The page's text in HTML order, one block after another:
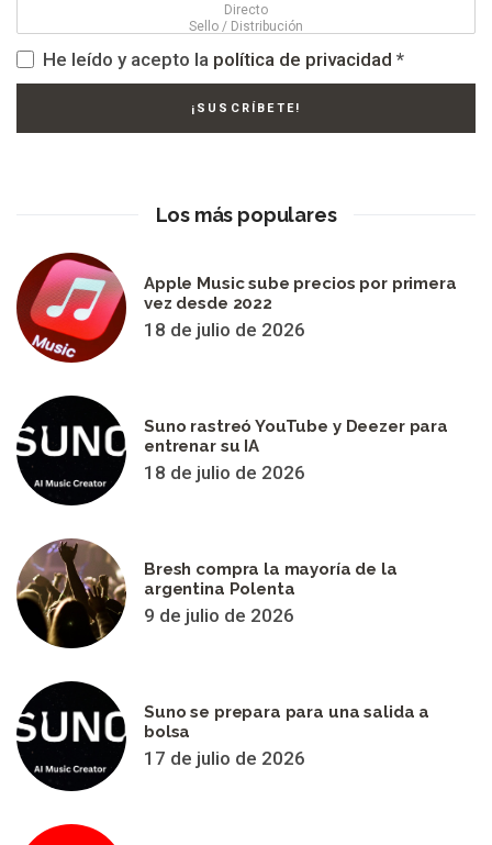
He leído y acepto la política de privacidad *
Los más populares
Apple Music sube precios por primera
vez desde 2022
18 de julio de 2026
Suno rastreó YouTube y Deezer para
entrenar su IA
18 de julio de 2026
Bresh compra la mayoría de la
argentina Polenta
9 de julio de 2026
Suno se prepara para una salida a
bolsa
17 de julio de 2026